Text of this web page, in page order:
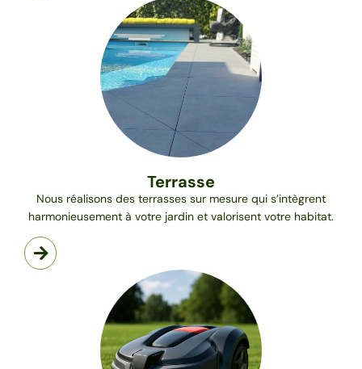
Terrasse
Nous réalisons des terrasses sur mesure qui s’intègrent
harmonieusement à votre jardin et valorisent votre habitat.